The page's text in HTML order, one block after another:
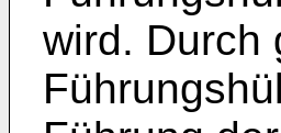
wird. Durch